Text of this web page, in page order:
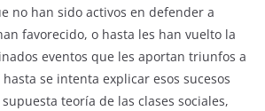
no han sido activos en defender a
favorecido, o hasta les han vuelto la
eventos que les aportan triunfos a
se intenta explicar esos sucesos
teoría de las clases sociales,